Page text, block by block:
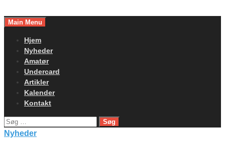
toMain Menu
Hjem
Nyheder
Amatør
Undercard
Artikler
Kalender
Kontakt
Søg
efter:
Nyheder